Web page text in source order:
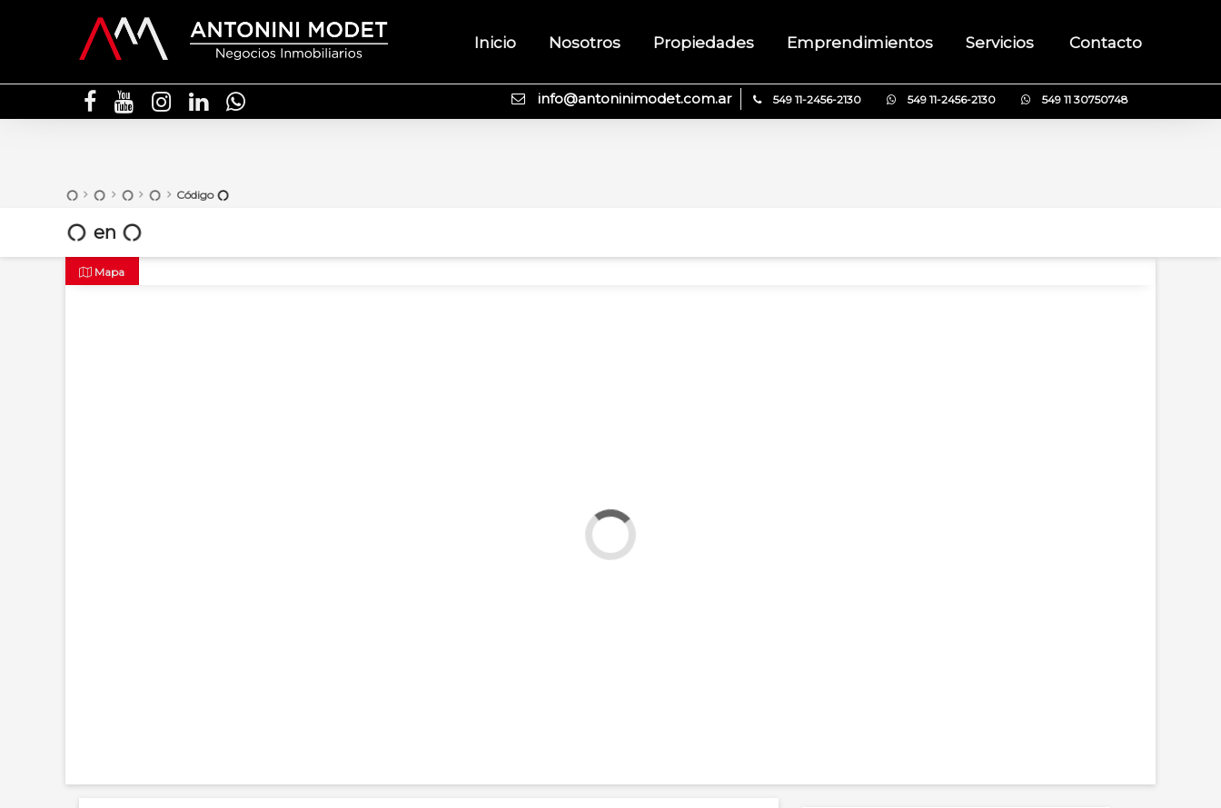
Inicio Nosotros Propiedades Emprendimientos Servicios Contacto
info@antoninimodet.com.ar 549 11-2456-2130 549 11-2456-2130 549 11 30750748
Código
en
Mapa